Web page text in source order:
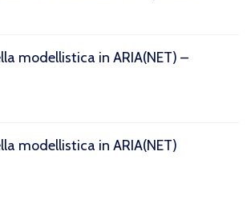
modellistica in ARIA(NET) –
modellistica in ARIA(NET)